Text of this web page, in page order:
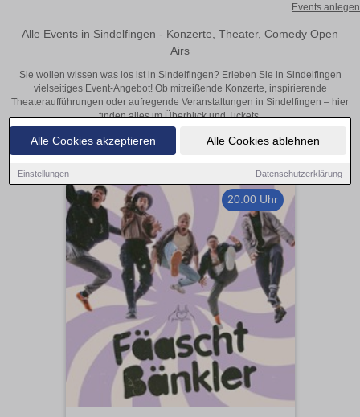
Alle Cookies akzeptieren Alle Cookies ablehnen
Einstellungen Datenschutzerklärung
Events anlegen
Alle Events in Sindelfingen - Konzerte, Theater, Comedy Open
Airs
Sie wollen wissen was los ist in Sindelfingen? Erleben Sie in Sindelfingen
vielseitiges Event-Angebot! Ob mitreißende Konzerte, inspirierende
Theateraufführungen oder aufregende Veranstaltungen in Sindelfingen – hier
finden alles im Überblick und Tickets.
20:00 Uhr